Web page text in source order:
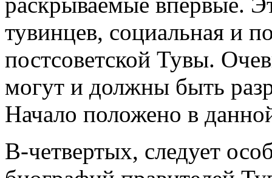
тувинцев, социальная и
постсоветской Тувы.
могут и должны быть
Начало положено в
В-четвертых, следует